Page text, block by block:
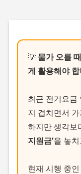
💡 물가 오를
게 활용해야 합
최근 전기요금
지 겹치면서
하지만 생각보
지원금'을 놓
현재 시행 중인